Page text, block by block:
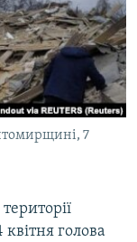
7
голова